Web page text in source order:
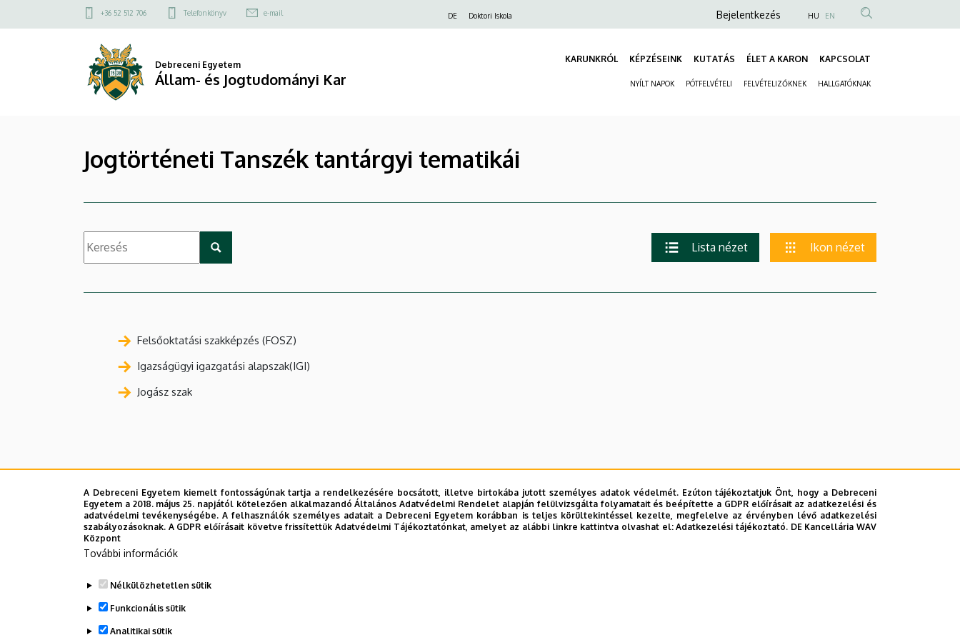
Jogtudományi
a
Felső
menü
+36 52 512 706 Telefonkönyv e-mail DE Doktori Iskola
Anonim
fiók
menüje
Bejelentkezés HU EN
Debreceni Egyetem
Állam- és Jogtudományi Kar
KARUNKRÓL KÉPZÉSEINK KUTATÁS ÉLET A KARON KAPCSOLAT
NYÍLT NAPOK PÓTFELVÉTELI FELVÉTELIZŐKNEK HALLGATÓKNAK
Jogtörténeti Tanszék tantárgyi tematikái
Lista nézet Ikon nézet
Felsőoktatási szakképzés (FOSZ)
Igazságügyi igazgatási alapszak(IGI)
Jogász szak
A Debreceni Egyetem kiemelt fontosságúnak tartja a rendelkezésére bocsátott, illetve birtokába jutott személyes adatok védelmét. Ezúton tájékoztatjuk Önt, hogy a Debreceni
Egyetem a 2018. május 25. napjától kötelezően alkalmazandó Általános Adatvédelmi Rendelet alapján felülvizsgálta folyamatait és beépítette a GDPR előírásait az adatkezelési és
adatvédelmi tevékenységébe. A felhasználók személyes adatait a Debreceni Egyetem korábban is teljes körültekintéssel kezelte, megfelelve az érvényben lévő adatkezelési
szabályozásoknak. A GDPR előírásait követve frissítettük Adatvédelmi Tájékoztatónkat, amelyet az alábbi linkre kattintva olvashat el:Adatkezelési tájékoztató. DE Kancellária WAV
Központ
További információk
Nélkülözhetetlen sütik
Funkcionális sütik
Analitikai sütik